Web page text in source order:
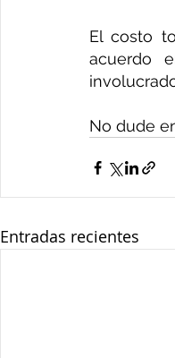
El costo
acuerdo
No dude
Entradas recientes